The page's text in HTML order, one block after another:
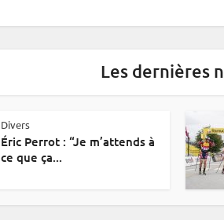
Les dernières
Divers
Éric Perrot : “Je m’attends à
ce que ça...